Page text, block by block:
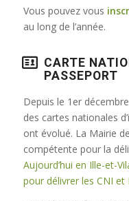
Vous pouvez vous
au long de l’année.
CARTE
PASSEPORT
Depuis le 1er
des cartes nationales
ont évolué. La Mairie
compétente pour la
Aujourd’hui en Ille-et-
pour délivrer les CNI et